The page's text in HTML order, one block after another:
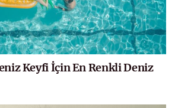
Keyfi İçin En Renkli Deniz